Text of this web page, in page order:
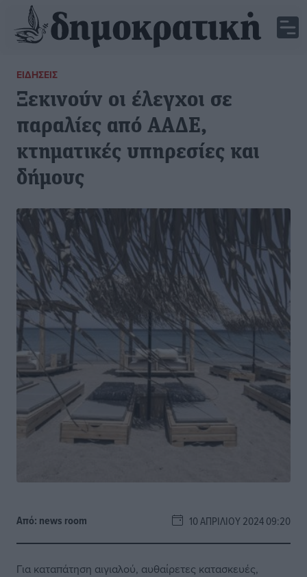
ΕΙΔΉΣΕΙΣ
Ξεκινούν οι έλεγχοι σε
παραλίες από ΑΑΔΕ,
κτηματικές υπηρεσίες και
δήμους
Από: news room 10 ΑΠΡΙΛΊΟΥ 2024 09:20
Για καταπάτηση αιγιαλού, αυθαίρετες κατασκευές,